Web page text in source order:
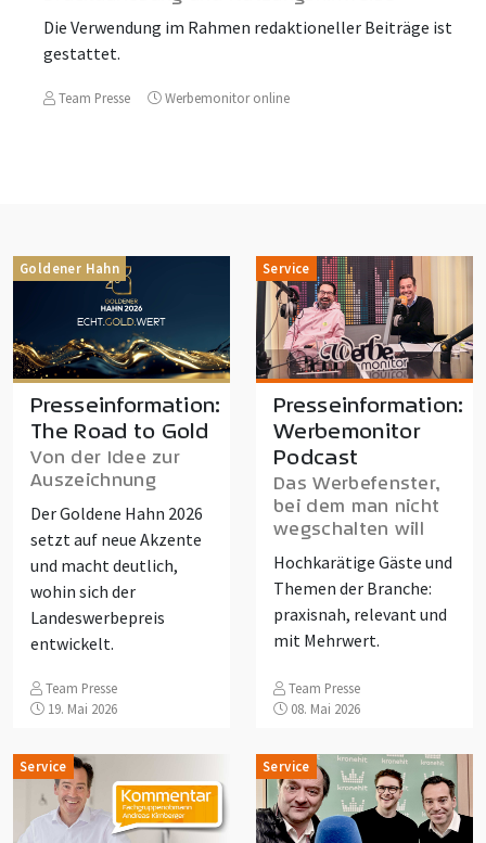
Die Verwendung im Rahmen redaktioneller Beiträge ist
gestattet.
Team Presse Werbemonitor online
Goldener Hahn
Presseinformation:
The Road to Gold
Von der Idee zur
Auszeichnung
Der Goldene Hahn 2026
setzt auf neue Akzente
und macht deutlich,
wohin sich der
Landeswerbepreis
entwickelt.
Team Presse
19. Mai 2026
Service
Presseinformation:
Werbemonitor
Podcast
Das Werbefenster,
bei dem man nicht
wegschalten will
Hochkarätige Gäste und
Themen der Branche:
praxisnah, relevant und
mit Mehrwert.
Team Presse
08. Mai 2026
Service Service